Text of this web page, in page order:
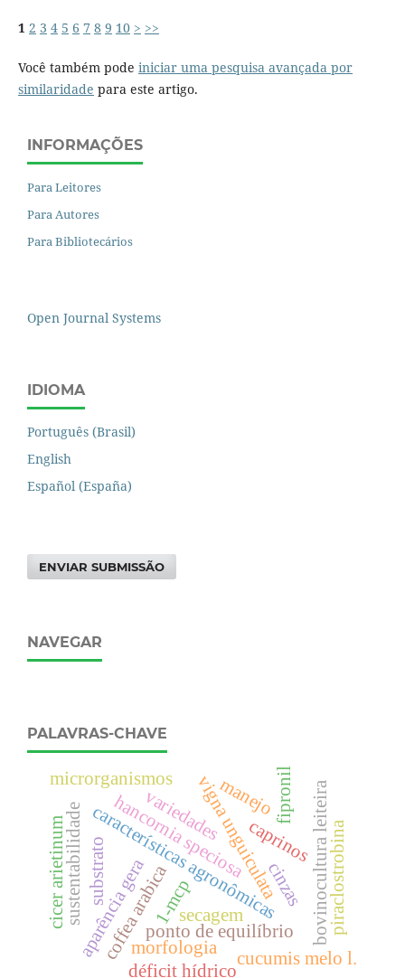
1 2 3 4 5 6 7 8 9 10 > >>
Você também pode iniciar uma pesquisa avançada por
similaridade para este artigo.
INFORMAÇÕES
Para Leitores
Para Autores
Para Bibliotecários
Open Journal Systems
IDIOMA
Português (Brasil)
English
Español (España)
ENVIAR SUBMISSÃO
NAVEGAR
PALAVRAS-CHAVE
caprinos
características agronômicas
vigna unguiculata
sustentabilidadecoffea arabicaponto de equilíbrio bovinocultura leiteira
aparência gera1-mcp
hancornia speciosa
morfologia
déficit hídrico
cucumis melo l.
variedades fipronil
piraclostrobina
cicer arietinum
microrganismos manejo
secagem
cinzas
substrato